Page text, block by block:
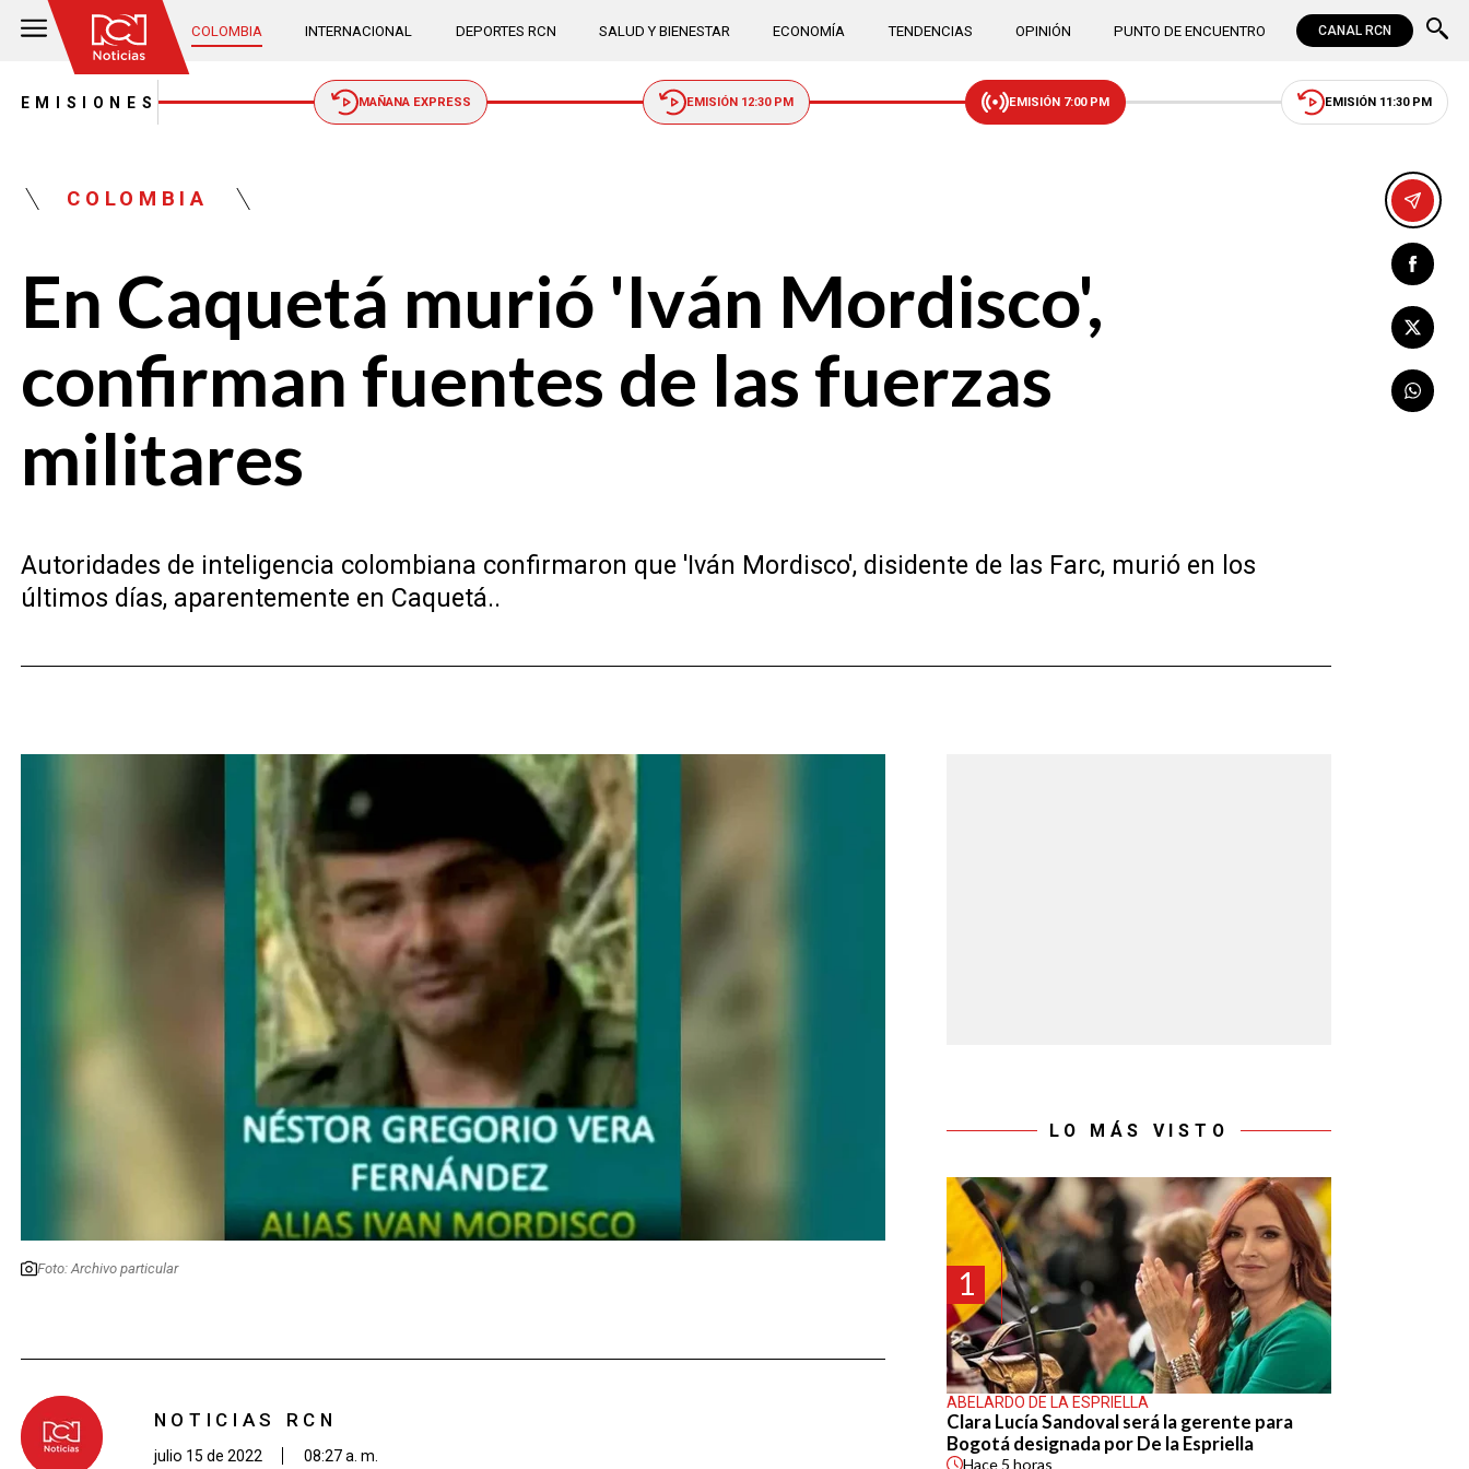
COLOMBIA INTERNACIONAL DEPORTES RCN SALUD Y BIENESTAR ECONOMÍA TENDENCIAS OPINIÓN PUNTO DE ENCUENTRO CANAL RCN
EMISIONES MAÑANA EXPRESS EMISIÓN 12:30 PM EMISIÓN 7:00 PM EMISIÓN 11:30 PM
COLOMBIA
En Caquetá murió 'Iván Mordisco',
confirman fuentes de las fuerzas
militares
Autoridades de inteligencia colombiana confirmaron que 'Iván Mordisco', disidente de las Farc, murió en los
últimos días, aparentemente en Caquetá..
Foto: Archivo particular
NOTICIAS RCN
julio 15 de 2022 08:27 a. m.
LO MÁS VISTO
1
ABELARDO DE LA ESPRIELLA
Clara Lucía Sandoval será la gerente para
Bogotá designada por De la Espriella
Hace 5 horas